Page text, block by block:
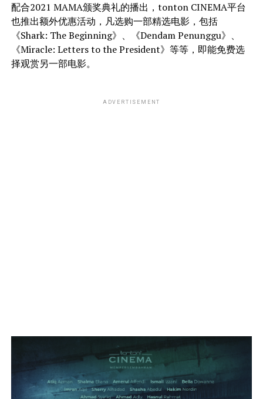
配合2021 MAMA颁奖典礼的播出，tonton CINEMA平台
也推出额外优惠活动，凡选购一部精选电影，包括
《Shark: The Beginning》、《Dendam Penunggu》、
《Miracle: Letters to the President》等等，即能免费选
择观赏另一部电影。
ADVERTISEMENT